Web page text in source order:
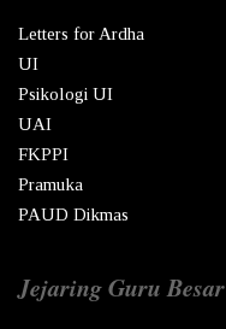
Letters for Ardha
UI
Psikologi UI
UAI
FKPPI
Pramuka
PAUD Dikmas
Jejaring Guru Besar